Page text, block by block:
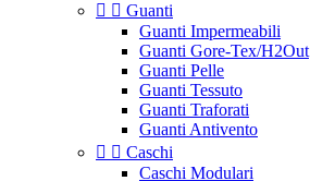
  Guanti
Guanti Impermeabili
Guanti Gore-Tex/H2Out
Guanti Pelle
Guanti Tessuto
Guanti Traforati
Guanti Antivento
  Caschi
Caschi Modulari